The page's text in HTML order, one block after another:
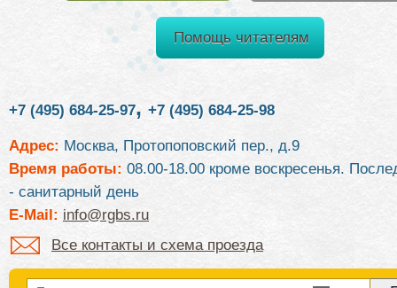
Помощь читателям
+7 (495) 684-25-97, +7 (495) 684-25-98
Адрес: Москва, Протопоповский пер., д.9
Время работы: 08.00-18.00 кроме воскресенья.
- санитарный день
E-Mail: info@rgbs.ru
Все контакты и схема проезда